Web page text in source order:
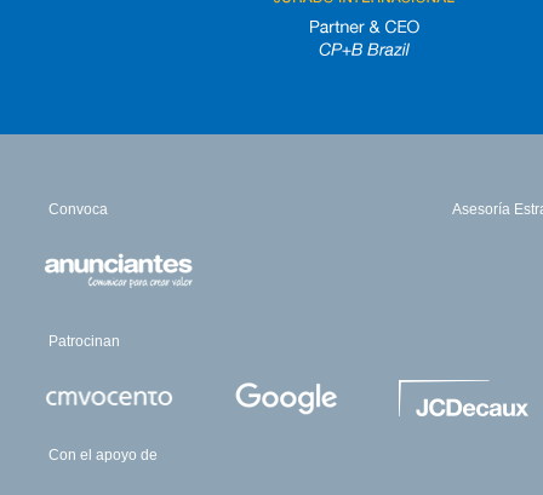
Convoca Asesoría
Patrocinan
Con el apoyo de